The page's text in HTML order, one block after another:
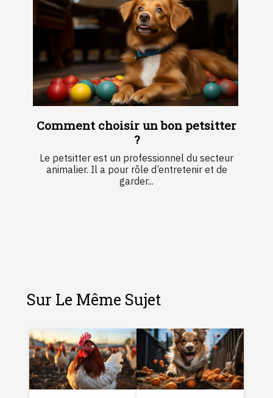
Comment choisir un bon petsitter
?
Le petsitter est un professionnel du secteur
animalier. Il a pour rôle d’entretenir et de
garder...
Sur Le Même Sujet